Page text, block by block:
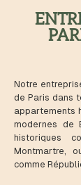
Notre
de Paris dans
appartements
modernes de
historiques
Montmartre,
comme